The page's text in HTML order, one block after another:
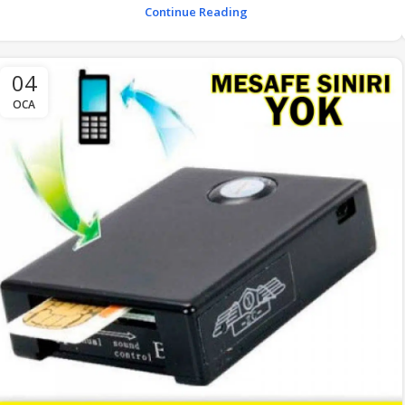
Continue Reading
04
OCA